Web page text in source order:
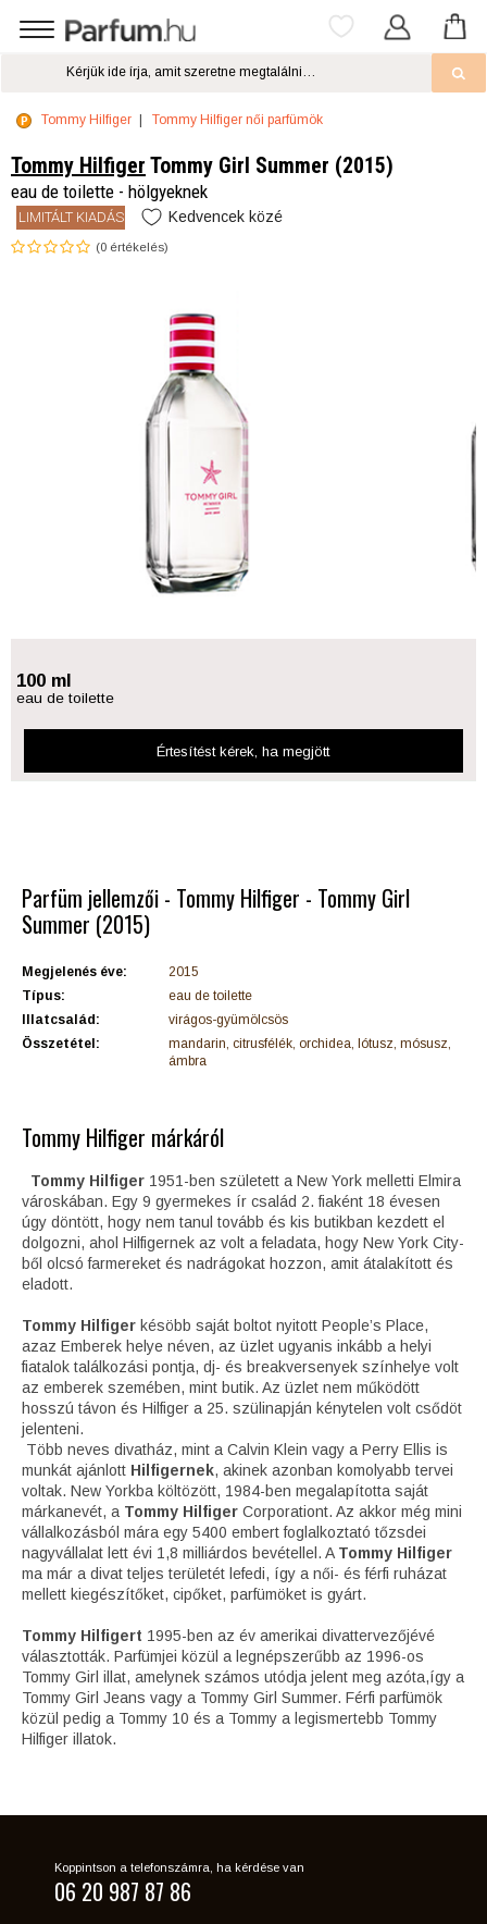
Tommy Hilfiger Tommy Hilfiger női parfümök
Tommy Hilfiger Tommy Girl Summer (2015)
eau de toilette - hölgyeknek
LIMITÁLT KIADÁS Kedvencek közé
(0 értékelés)
100 ml
eau de toilette
Értesítést kérek, ha megjött
Parfüm jellemzői - Tommy Hilfiger - Tommy Girl
Summer (2015)
Megjelenés éve:
2015
Típus:
eau de toilette
Illatcsalád:
virágos-gyümölcsös
Összetétel:
mandarin, citrusfélék, orchidea, lótusz, mósusz,
ámbra
Tommy Hilfiger márkáról
Tommy Hilfiger 1951-ben született a New York melletti Elmira
városkában. Egy 9 gyermekes ír család 2. fiaként 18 évesen
úgy döntött, hogy nem tanul tovább és kis butikban kezdett el
dolgozni, ahol Hilfigernek az volt a feladata, hogy New York City-
ből olcsó farmereket és nadrágokat hozzon, amit átalakított és
eladott.
Tommy Hilfiger késöbb saját boltot nyitott People’s Place,
azaz Emberek helye néven, az üzlet ugyanis inkább a helyi
fiatalok találkozási pontja, dj- és breakversenyek színhelye volt
az emberek szemében, mint butik. Az üzlet nem működött
hosszú távon és Hilfiger a 25. szülinapján kénytelen volt csődöt
jelenteni.
Több neves divatház, mint a Calvin Klein vagy a Perry Ellis is
munkát ajánlott Hilfigernek, akinek azonban komolyabb tervei
voltak. New Yorkba költözött, 1984-ben megalapította saját
márkanevét, a Tommy Hilfiger Corporationt. Az akkor még mini
vállalkozásból mára egy 5400 embert foglalkoztató tőzsdei
nagyvállalat lett évi 1,8 milliárdos bevétellel. A Tommy Hilfiger
ma már a divat teljes területét lefedi, így a női- és férfi ruházat
mellett kiegészítőket, cipőket, parfümöket is gyárt.
Tommy Hilfigert 1995-ben az év amerikai divattervezőjévé
választották. Parfümjei közül a legnépszerűbb az 1996-os
Tommy Girl illat, amelynek számos utódja jelent meg azóta,így a
Tommy Girl Jeans vagy a Tommy Girl Summer. Férfi parfümök
közül pedig a Tommy 10 és a Tommy a legismertebb Tommy
Hilfiger illatok.
Koppintson a telefonszámra, ha kérdése van
06 20 987 87 86